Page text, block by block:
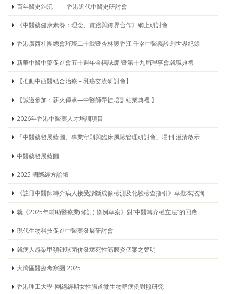
百年醫史鉤沉—— 香港近代中醫史研討會
《中醫藥健康素養：理念、實踐與跨界合作》網上研討會
香港廣西社團總會璀璨二十載暨杏林暖香江 千名中醫義診創世界紀錄
新華中醫中藥促進會五十週年金禧誌慶 暨第十九屆理事會就職典禮
【推動中西醫結合治療 – 乳癌交流研討會】
【誠邀參加：薪火傳承—中醫師帶徒培訓結業典禮 】
2026年香港中醫藥人才培訓項目
「中醫藥發展藍圖、專業守則與臨床風險管理研討會」場刊 澄清啟示
中醫藥發展藍圖
2025 國際經方論壇
《註冊中醫師轉介病人接受診斷成像檢測及化驗檢查指引》草擬本諮詢
就《2025年輔助醫療業(修訂) 條例草案》對“中醫轉介權立法”的回應
現代生物科技促進中醫藥發展研討會
就病人感染甲類鏈球菌併發壞死性筋膜炎個案之聲明
大灣區醫療考察團 2025
香港理工大學-圍絕經期女性腸道微生物群病例對照研究